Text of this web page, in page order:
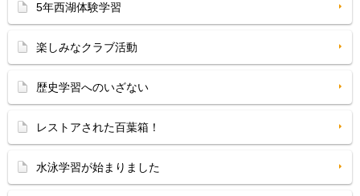
5年西湖体験学習
楽しみなクラブ活動
歴史学習へのいざない
レストアされた百葉箱！
水泳学習が始まりました